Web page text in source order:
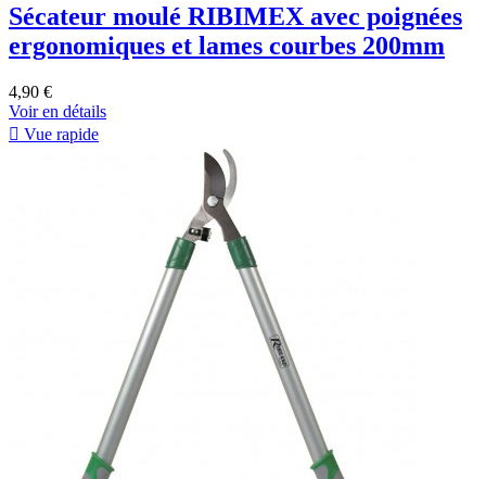
Sécateur moulé RIBIMEX avec poignées
ergonomiques et lames courbes 200mm
4,90 €
Voir en détails
 Vue rapide